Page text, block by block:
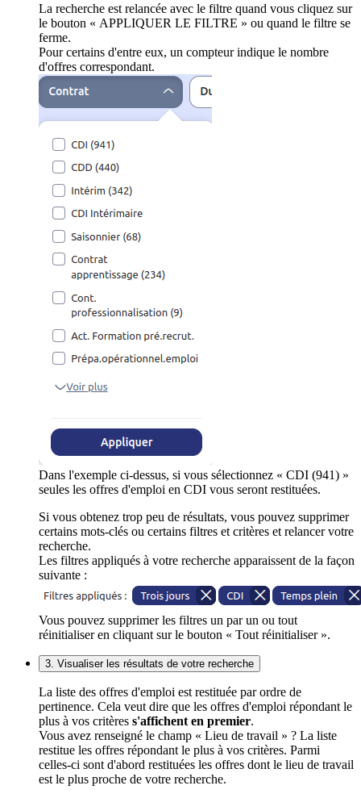
La recherche est relancée avec le filtre quand vous cliquez sur
le bouton « APPLIQUER LE FILTRE » ou quand le filtre se
ferme.
Pour certains d'entre eux, un compteur indique le nombre
d'offres correspondant.
Dans l'exemple ci-dessus, si vous sélectionnez « CDI (941) »
seules les offres d'emploi en CDI vous seront restituées.
Si vous obtenez trop peu de résultats, vous pouvez supprimer
certains mots-clés ou certains filtres et critères et relancer votre
recherche.
Les filtres appliqués à votre recherche apparaissent de la façon
suivante :
Vous pouvez supprimer les filtres un par un ou tout
réinitialiser en cliquant sur le bouton « Tout réinitialiser ».
3. Visualiser les résultats de votre recherche
La liste des offres d'emploi est restituée par ordre de
pertinence. Cela veut dire que les offres d'emploi répondant le
plus à vos critères s'affichent en premier.
Vous avez renseigné le champ « Lieu de travail » ? La liste
restitue les offres répondant le plus à vos critères. Parmi
celles-ci sont d'abord restituées les offres dont le lieu de travail
est le plus proche de votre recherche.